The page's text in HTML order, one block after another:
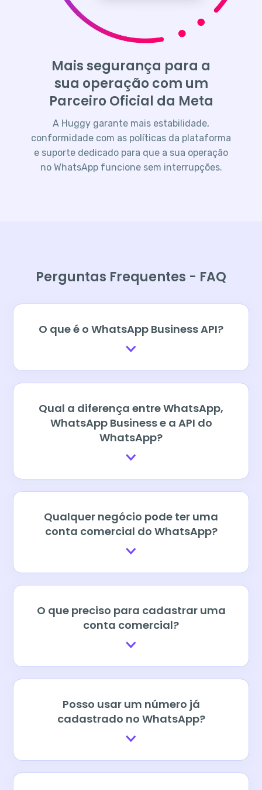
Mais segurança para a
sua operação com um
Parceiro Oficial da Meta
A Huggy garante mais estabilidade,
conformidade com as políticas da plataforma
e suporte dedicado para que a sua operação
no WhatsApp funcione sem interrupções.
Perguntas Frequentes - FAQ
O que é o WhatsApp Business API?
Qual a diferença entre WhatsApp,
WhatsApp Business e a API do
WhatsApp?
Qualquer negócio pode ter uma
conta comercial do WhatsApp?
O que preciso para cadastrar uma
conta comercial?
Posso usar um número já
cadastrado no WhatsApp?